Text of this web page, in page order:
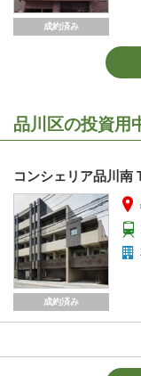
成約済み
品川区の投資用
コンシェリア品川南
成約済み